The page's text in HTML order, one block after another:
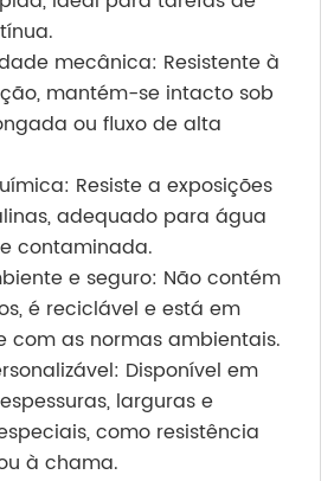
mecânica: Resistente à
mantém-se intacto sob
ou fluxo de alta
Resiste a exposições
adequado para água
contaminada.
e seguro: Não contém
é reciclável e está em
com as normas ambientais.
Disponível em
larguras e
como resistência
à chama.